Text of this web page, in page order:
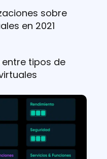
sobre
en 2021
tipos de